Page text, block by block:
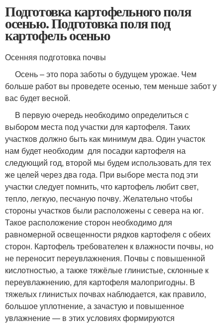
Подготовка картофельного поля
осенью. Подготовка поля под
картофель осенью
Осенняя подготовка почвы
Осень – это пора заботы о будущем урожае. Чем
больше работ вы проведете осенью, тем меньше забот у
вас будет весной.
В первую очередь необходимо определиться с
выбором места под участки для картофеля. Таких
участков должно быть как минимум два. Один участок
нам будет необходим для посадки картофеля на
следующий год, второй мы будем использовать для тех
же целей через два года. При выборе места под эти
участки следует помнить, что картофель любит свет,
тепло, легкую, песчаную почву. Желательно чтобы
стороны участков были расположены с севера на юг.
Такое расположение сторон необходимо для
равномерной освещенности рядков картофеля с обеих
сторон. Картофель требователен к влажности почвы, но
не переносит переувлажнения. Почвы с повышенной
кислотностью, а также тяжёлые глинистые, склонные к
переувлажнению, для картофеля малопригодны. В
тяжелых глинистых почвах наблюдается, как правило,
большое уплотнение, а зачастую и повышенное
увлажнение — в этих условиях формируются